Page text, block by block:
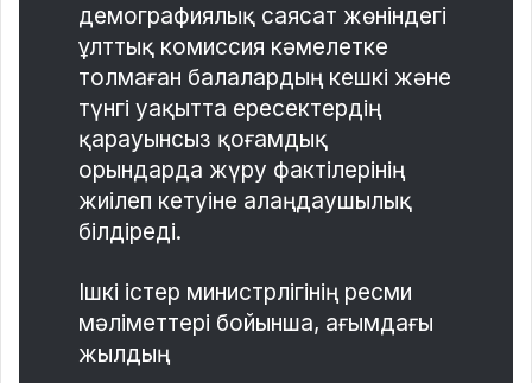
демографиялық саясат жөніндегі
ұлттық комиссия кәмелетке
толмаған балалардың кешкі және
түнгі уақытта ересектердің
қарауынсыз қоғамдық
орындарда жүру фактілерінің
жиілеп кетуіне алаңдаушылық
білдіреді.
Ішкі істер министрлігінің ресми
мәліметтері бойынша, ағымдағы
жылдың